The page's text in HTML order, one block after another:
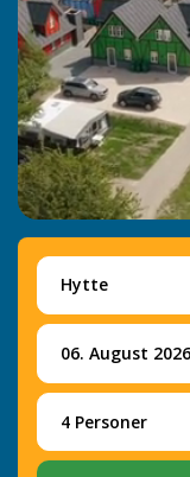
Hytte
06. August 2026
4 Personer